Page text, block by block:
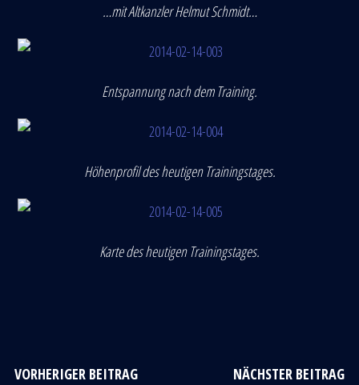
…mit Altkanzler Helmut Schmidt…
Entspannung nach dem Training.
Höhenprofil des heutigen Trainingstages.
Karte des heutigen Trainingstages.
VORHERIGER BEITRAG NÄCHSTER BEITRAG